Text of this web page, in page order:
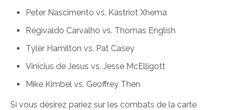
Peter Nascimento vs. Kastriot Xhema
Regivaldo Carvalho vs. Thomas English
Tyler Hamilton vs. Pat Casey
Vinicius de Jesus vs. Jesse McElligott
Mike Kimbel vs. Geoffrey Then
Si vous désirez pariez sur les combats de la carte